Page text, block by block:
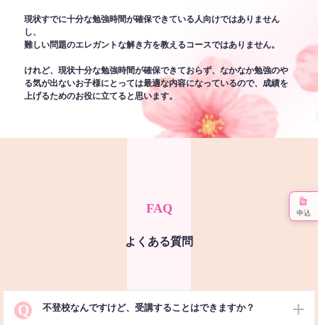
現状すでに十分な勉強時間が確保できている人向けではありません
し、
難しい問題のエレガントな解き方を教えるコースではありません。
けれど、現状十分な勉強時間が確保できておらず、なかなか勉強のや
る気が出ないお子様にとっては最適な内容になっているので、成績を
上げるためのお役に立てると思います。
FAQ
よくある質問
Q 不登校なんですけど、受講することはできますか？
申込